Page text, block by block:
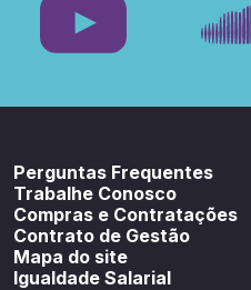
Perguntas Frequentes
Trabalhe Conosco
Compras e Contratações
Contrato de Gestão
Mapa do site
Igualdade Salarial